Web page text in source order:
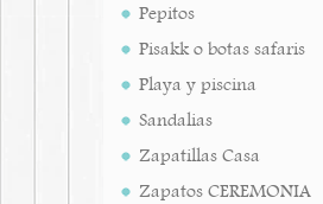
Pepitos
Pisakk o botas safaris
Playa y piscina
Sandalias
Zapatillas Casa
Zapatos CEREMONIA